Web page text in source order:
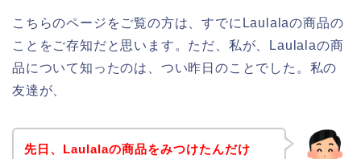
こちらのページをご覧の方は、すでにLaulalaの商品の
ことをご存知だと思います。ただ、私が、Laulalaの商
品について知ったのは、つい昨日のことでした。私の
友達が、
先日、Laulalaの商品をみつけたんだけ